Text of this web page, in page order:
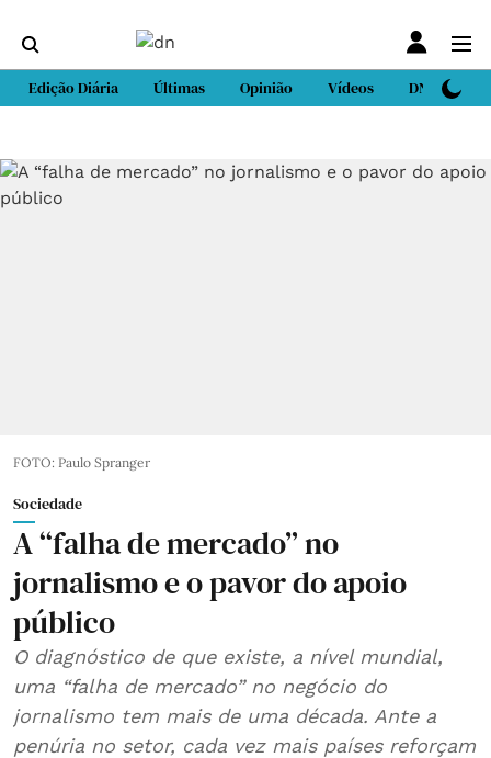
Edição Diária Últimas Opinião Vídeos DN Sport
FOTO: Paulo Spranger
Sociedade
A “falha de mercado” no
jornalismo e o pavor do apoio
público
O diagnóstico de que existe, a nível mundial,
uma “falha de mercado” no negócio do
jornalismo tem mais de uma década. Ante a
penúria no setor, cada vez mais países reforçam